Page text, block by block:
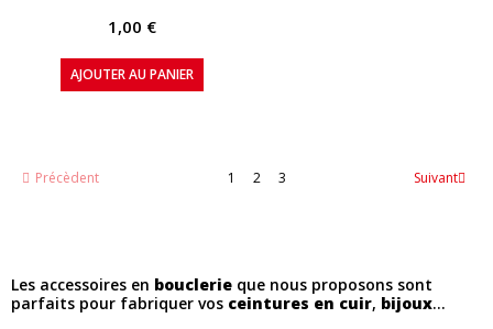
1,00 €
AJOUTER AU PANIER
Précèdent 1 2 3 Suivant
Les accessoires en bouclerie que nous proposons sont
parfaits pour fabriquer vos ceintures en cuir, bijoux...